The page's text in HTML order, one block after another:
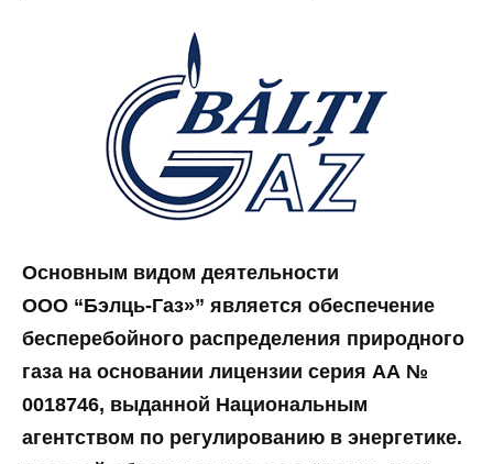
Основным видом деятельности
ООО “Бэлць-Газ»” является обеспечение
бесперебойного распределения природного
газа на основании лицензии серия АА №
0018746, выданной Национальным
агентством по регулированию в энергетике.